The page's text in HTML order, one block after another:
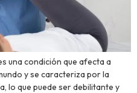
una condición que afecta a
y se caracteriza por la
lo que puede ser debilitante y